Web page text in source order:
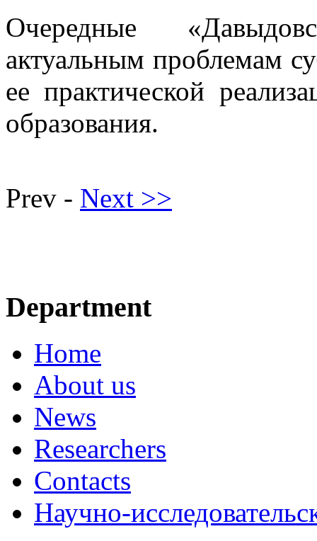
Очередные
актуальным проблемам
ее практической
образования.
Prev - Next >>
Department
Home
About us
News
Researchers
Contacts
Научно-